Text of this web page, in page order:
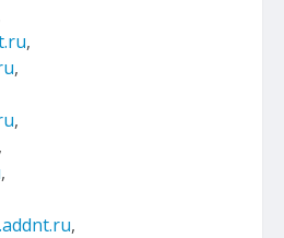
,
,
,
,
,
,